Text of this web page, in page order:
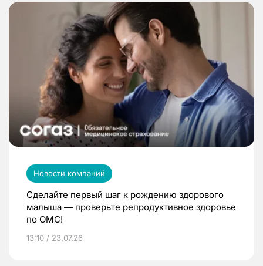
Новости компаний
Сделайте первый шаг к рождению здорового
малыша — проверьте репродуктивное здоровье
по ОМС!
13:10 / 23.07.26